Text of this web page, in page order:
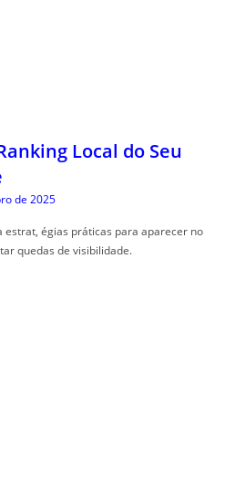
Local do Seu
de 2025
estrat, égias práticas para aparecer no
quedas de visibilidade.